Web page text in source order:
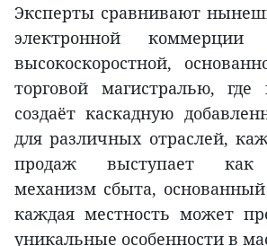
Эксперты сравнивают
электронной
высокоскоростной,
торговой магистралью,
создаёт каскадную
для различных отраслей,
продаж выступает как
механизм сбыта,
каждая местность может
уникальные особенности в